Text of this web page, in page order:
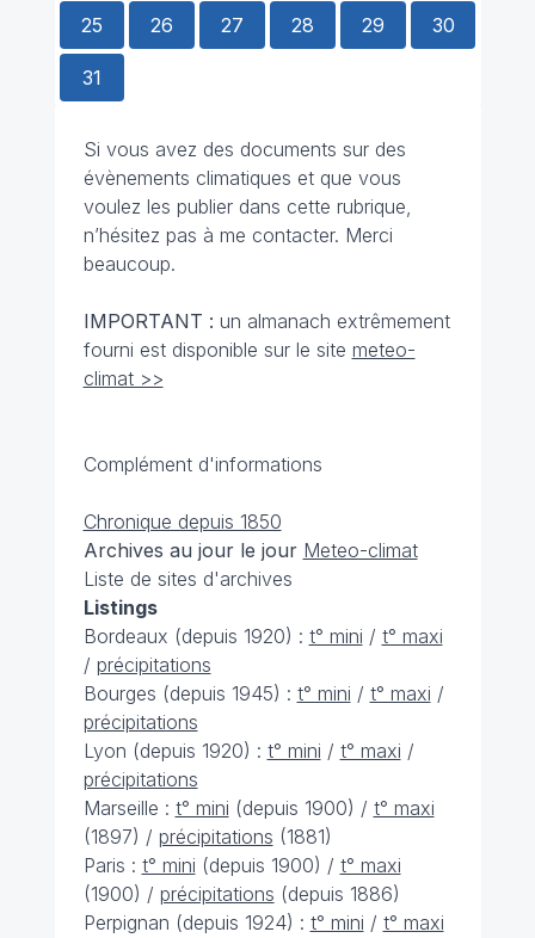
25 26 27 28 29 30
31
Si vous avez des documents sur des
évènements climatiques et que vous
voulez les publier dans cette rubrique,
n’hésitez pas à me contacter. Merci
beaucoup.
IMPORTANT : un almanach extrêmement
fourni est disponible sur le site meteo-
climat >>
Complément d'informations
Chronique depuis 1850
Archives au jour le jour Meteo-climat
Liste de sites d'archives
Listings
Bordeaux (depuis 1920) : t° mini / t° maxi
/ précipitations
Bourges (depuis 1945) : t° mini / t° maxi /
précipitations
Lyon (depuis 1920) : t° mini / t° maxi /
précipitations
Marseille : t° mini (depuis 1900) / t° maxi
(1897) / précipitations (1881)
Paris : t° mini (depuis 1900) / t° maxi
(1900) / précipitations (depuis 1886)
Perpignan (depuis 1924) : t° mini / t° maxi